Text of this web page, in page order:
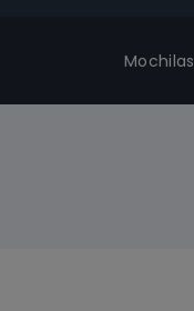
Mochilas